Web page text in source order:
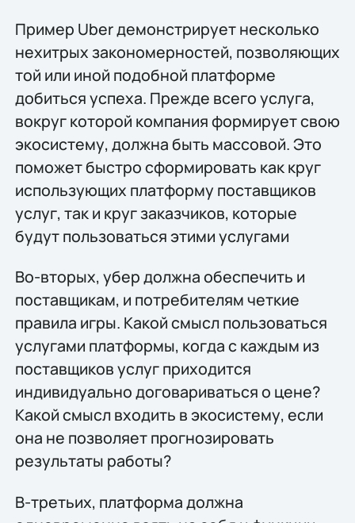
Пример Uber демонстрирует несколько
нехитрых закономерностей, позволяющих
той или иной подобной платформе
добиться успеха. Прежде всего услуга,
вокруг которой компания формирует свою
экосистему, должна быть массовой. Это
поможет быстро сформировать как круг
использующих платформу поставщиков
услуг, так и круг заказчиков, которые
будут пользоваться этими услугами
Во-вторых, убер должна обеспечить и
поставщикам, и потребителям четкие
правила игры. Какой смысл пользоваться
услугами платформы, когда с каждым из
поставщиков услуг приходится
индивидуально договариваться о цене?
Какой смысл входить в экосистему, если
она не позволяет прогнозировать
результаты работы?
В-третьих, платформа должна